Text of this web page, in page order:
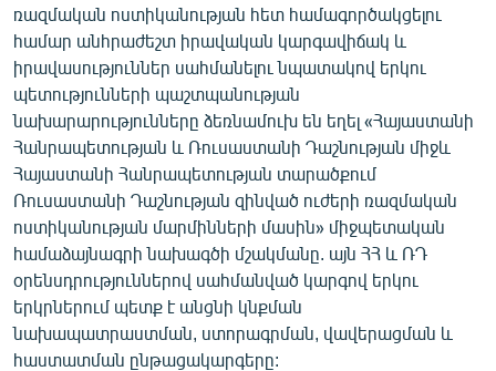
ռազմական ոստիկանության հետ համագործակցելու
համար անհրաժեշտ իրավական կարգավիճակ և
իրավասություններ սահմանելու նպատակով երկու
պետությունների պաշտպանության
նախարարությունները ձեռնամուխ են եղել «Հայաստանի
Հանրապետության և Ռուսաստանի Դաշնության միջև
Հայաստանի Հանրապետության տարածքում
Ռուսաստանի Դաշնության զինված ուժերի ռազմական
ոստիկանության մարմինների մասին» միջպետական
համաձայնագրի նախագծի մշակմանը. այն ՀՀ և ՌԴ
օրենսդրություններով սահմանված կարգով երկու
երկրներում պետք է անցնի կնքման
նախապատրաստման, ստորագրման, վավերացման և
հաստատման ընթացակարգերը: